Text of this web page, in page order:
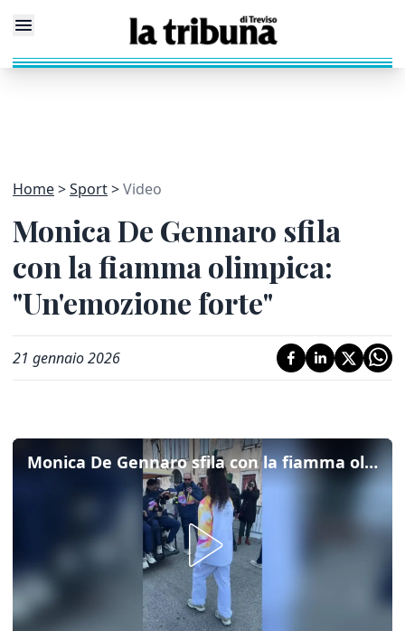
Home Sport Video
Monica De Gennaro sfila
con la fiamma olimpica:
"Un'emozione forte"
21 gennaio 2026
Monica De Gennaro sfila con la fiamma olimpica: "Un'emozione forte"